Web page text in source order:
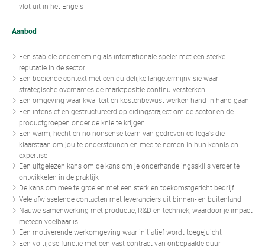
vlot uit in het Engels
Aanbod
Een stabiele onderneming als internationale speler met een sterke
reputatie in de sector
Een boeiende context met een duidelijke langetermijnvisie waar
strategische overnames de marktpositie continu versterken
Een omgeving waar kwaliteit en kostenbewust werken hand in hand gaan
Een intensief en gestructureerd opleidingstraject om de sector en de
productgroepen onder de knie te krijgen
Een warm, hecht en no-nonsense team van gedreven collega's die
klaarstaan om jou te ondersteunen en mee te nemen in hun kennis en
expertise
Een uitgelezen kans om de kans om je onderhandelingsskills verder te
ontwikkelen in de praktijk
De kans om mee te groeien met een sterk en toekomstgericht bedrijf
Vele afwisselende contacten met leveranciers uit binnen- en buitenland
Nauwe samenwerking met productie, R&D en techniek, waardoor je impact
meteen voelbaar is
Een motiverende werkomgeving waar initiatief wordt toegejuicht
Een voltijdse functie met een vast contract van onbepaalde duur